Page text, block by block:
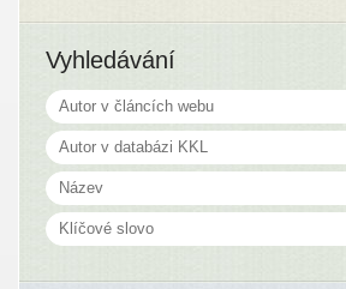
Vyhledávání